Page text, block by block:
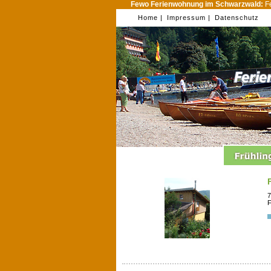
Fewo Ferienwohnung im Schwarzwald:
Home | Impressum | Datenschutz